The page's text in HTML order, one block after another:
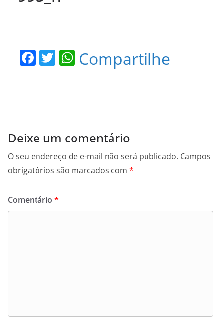
F
o
o
k
T W
p
p
Compartilhe
Deixe um comentário
O seu endereço de e-mail não será publicado. Campos
obrigatórios são marcados com *
Comentário *